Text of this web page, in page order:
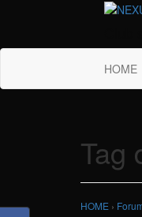
HOME
Tag
HOME ›